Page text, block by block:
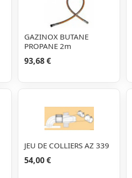
GAZINOX BUTANE
PROPANE 2m
93,68 €
JEU DE COLLIERS AZ 339
54,00 €